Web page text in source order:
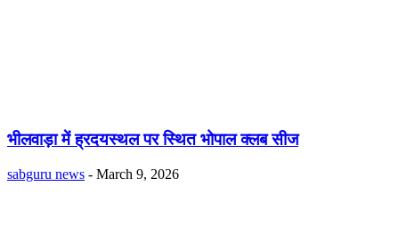
भीलवाड़ा में ह्रदयस्थल पर स्थित भोपाल क्लब सीज
sabguru news - March 9, 2026